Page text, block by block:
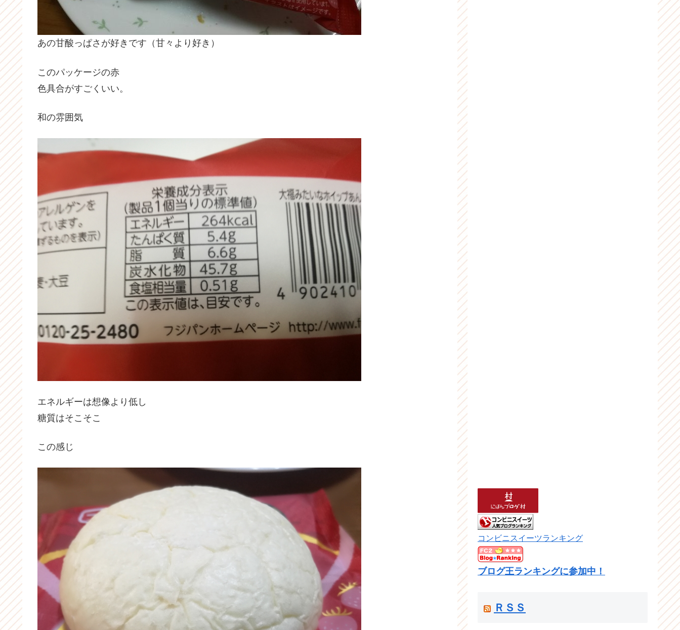
あの甘酸っぱさが好きです（甘々より好き）
このパッケージの赤
色具合がすごくいい。
和の雰囲気
エネルギーは想像より低し
糖質はそこそこ
この感じ
コンビニスイーツランキング
ブログ王ランキングに参加中！
ＲＳＳ